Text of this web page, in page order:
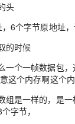
头
6个字节原地址
的时候
一个一帧数据包
这个内存啊这个内
组是一样的，是
字节，